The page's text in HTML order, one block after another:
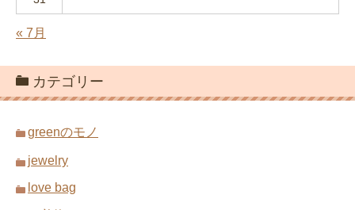
« 7月
カテゴリー
greenのモノ
jewelry
love bag